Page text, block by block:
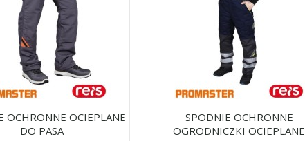
OCHRONNE OCIEPLANE
DO PASA
SPODNIE OCHRONNE
OGRODNICZKI OCIEPLANE